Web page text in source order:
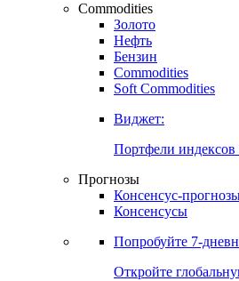
Commodities
Золото
Нефть
Бензин
Commodities
Soft Commodities
Виджет:
Портфели индексов
Прогнозы
Консенсус-
Консенсусы
Попробуйте 7-
Откройте